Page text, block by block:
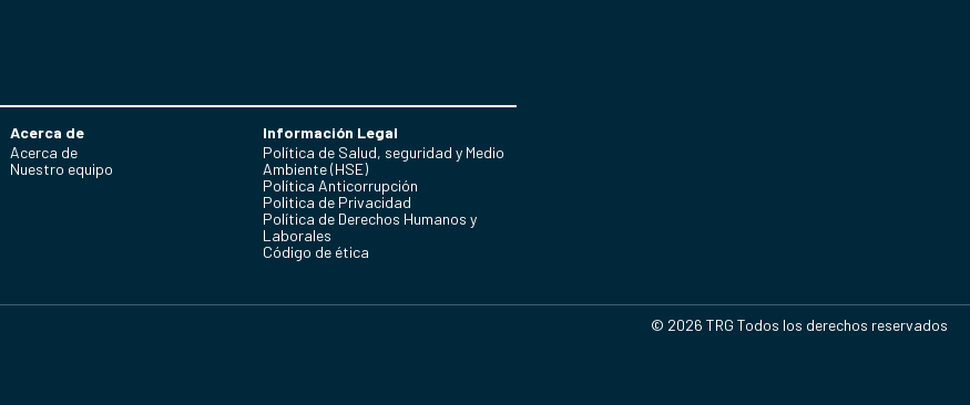
Acerca de
Acerca de
Nuestro equipo
Información Legal
Política de Salud, seguridad y Medio
Ambiente (HSE)
Política Anticorrupción
Politica de Privacidad
Política de Derechos Humanos y
Laborales
Código de ética
© 2026 TRG Todos los derechos reservados